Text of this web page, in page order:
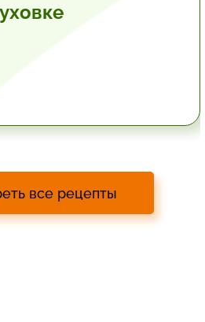
все рецепты